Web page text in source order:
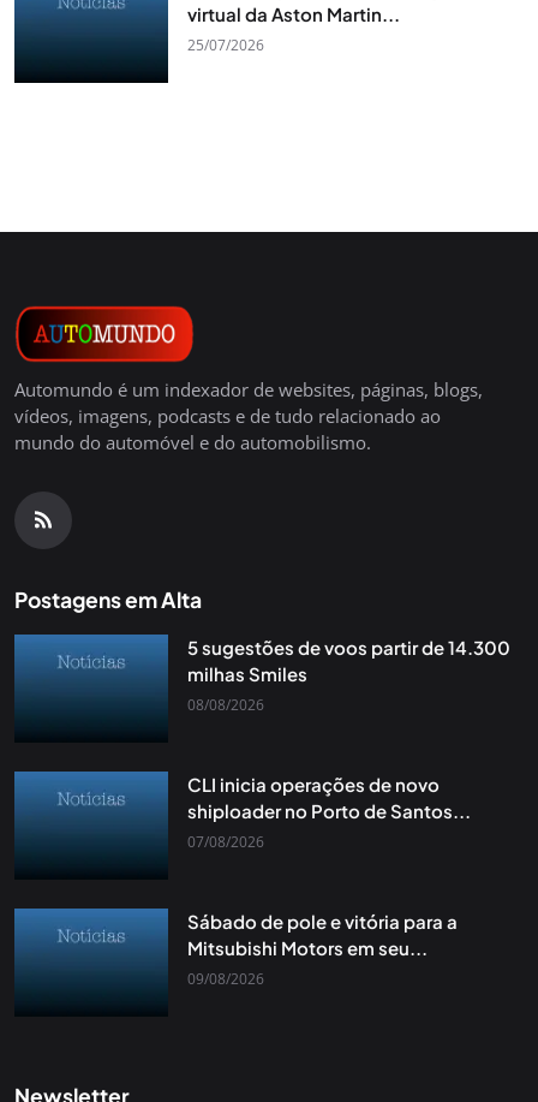
virtual da Aston Martin...
25/07/2026
Automundo é um indexador de websites, páginas, blogs,
vídeos, imagens, podcasts e de tudo relacionado ao
mundo do automóvel e do automobilismo.
Postagens em Alta
5 sugestões de voos partir de 14.300
milhas Smiles
08/08/2026
CLI inicia operações de novo
shiploader no Porto de Santos...
07/08/2026
Sábado de pole e vitória para a
Mitsubishi Motors em seu...
09/08/2026
Newsletter